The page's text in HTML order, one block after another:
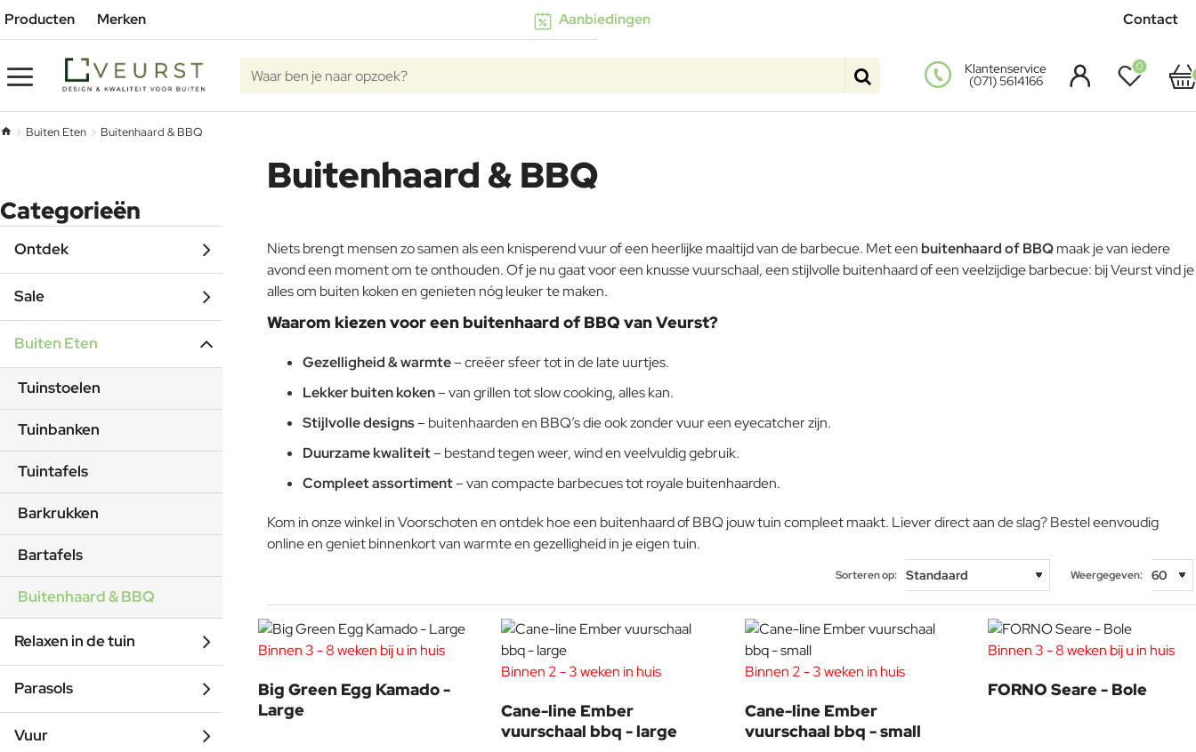
Producten Merken Aanbiedingen Contact
Waar
opzoek?
Klantenservice
(071) 5614166
0
Buiten Eten Buitenhaard & BBQ
Categorieën
Ontdek
Sale
Buiten Eten
Tuinstoelen
Tuinbanken
Tuintafels
Barkrukken
Bartafels
Buitenhaard & BBQ
Relaxen in de tuin
Parasols
Vuur
Buitenhaard & BBQ
Niets brengt mensen zo samen als een knisperend vuur of een heerlijke maaltijd van de barbecue. Met een buitenhaard of BBQmaak je van iedere
avond een moment om te onthouden. Of je nu gaat voor een knusse vuurschaal, een stijlvolle buitenhaard of een veelzijdige barbecue: bij Veurst vind je
alles om buiten koken en genieten nóg leuker te maken.
Waarom kiezen voor een buitenhaard of BBQ van Veurst?
Gezelligheid & warmte– creëer sfeer tot in de late uurtjes.
Lekker buiten koken– van grillen tot slow cooking, alles kan.
Stijlvolle designs– buitenhaarden en BBQ’s die ook zonder vuur een eyecatcher zijn.
Duurzame kwaliteit– bestand tegen weer, wind en veelvuldig gebruik.
Compleet assortiment– van compacte barbecues tot royale buitenhaarden.
Kom in onze winkel in Voorschoten en ontdek hoe een buitenhaard of BBQ jouw tuin compleet maakt. Liever direct aan de slag? Bestel eenvoudig
online en geniet binnenkort van warmte en gezelligheid in je eigen tuin.
Sorteren op: Weergegeven:
Binnen 3 - 8 weken bij u in huis
Big Green Egg Kamado -
Large
Binnen 2 - 3 weken in huis
Cane-line Ember
vuurschaal bbq - large
Binnen 2 - 3 weken in huis
Cane-line Ember
vuurschaal bbq - small
Binnen 3 - 8 weken bij u in huis
FORNO Seare - Bole